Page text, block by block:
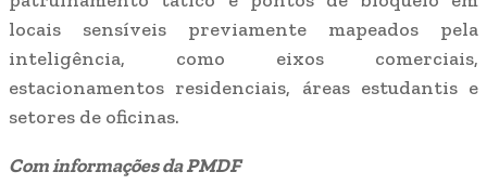
locais sensíveis previamente mapeados pela
inteligência, como eixos comerciais,
estacionamentos residenciais, áreas estudantis e
setores de oficinas.
Com informações da PMDF